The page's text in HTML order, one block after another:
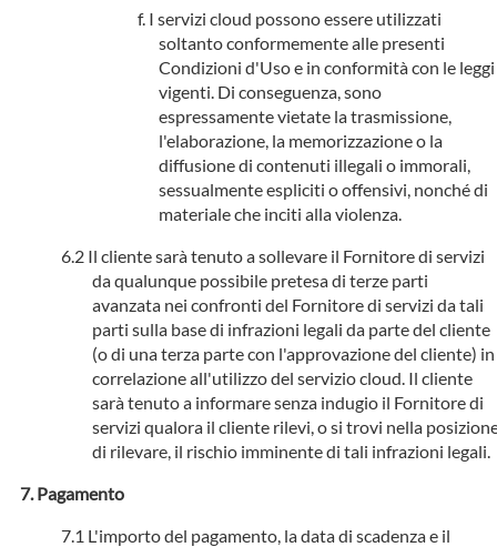
I servizi cloud possono essere utilizzati
soltanto conformemente alle presenti
Condizioni d'Uso e in conformità con le leggi
vigenti. Di conseguenza, sono
espressamente vietate la trasmissione,
l'elaborazione, la memorizzazione o la
diffusione di contenuti illegali o immorali,
sessualmente espliciti o offensivi, nonché di
materiale che inciti alla violenza.
Il cliente sarà tenuto a sollevare il Fornitore di servizi
da qualunque possibile pretesa di terze parti
avanzata nei confronti del Fornitore di servizi da tali
parti sulla base di infrazioni legali da parte del cliente
(o di una terza parte con l'approvazione del cliente) in
correlazione all'utilizzo del servizio cloud. Il cliente
sarà tenuto a informare senza indugio il Fornitore di
servizi qualora il cliente rilevi, o si trovi nella
di rilevare, il rischio imminente di tali infrazioni legali.
Pagamento
L'importo del pagamento, la data di scadenza e il